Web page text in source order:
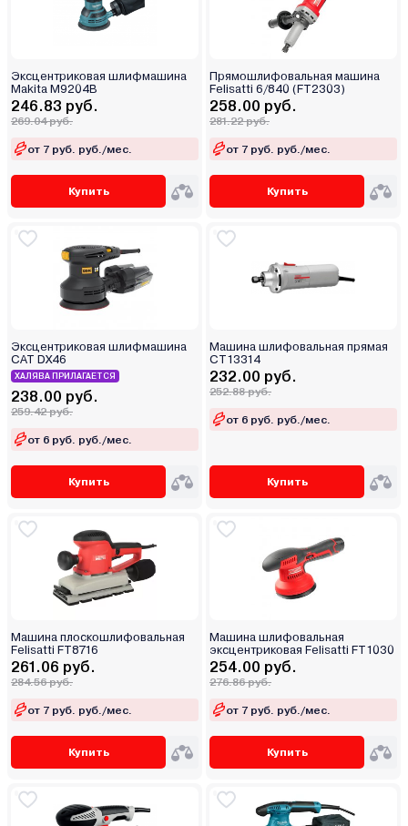
Эксцентриковая шлифмашина
Makita M9204B
246.83 руб.
269.04 руб.
от 7 руб. руб./мес.
Купить
Прямошлифовальная машина
Felisatti 6/840 (FT2303)
258.00 руб.
281.22 руб.
от 7 руб. руб./мес.
Купить
Эксцентриковая шлифмашина
CAT DX46
ХАЛЯВА ПРИЛАГАЕТСЯ
238.00 руб.
259.42 руб.
от 6 руб. руб./мес.
Купить
Машина шлифовальная прямая
CT13314
232.00 руб.
252.88 руб.
от 6 руб. руб./мес.
Купить
Машина плоскошлифовальная
Felisatti FT8716
261.06 руб.
284.56 руб.
от 7 руб. руб./мес.
Купить
Машина шлифовальная
эксцентриковая Felisatti FT1030
254.00 руб.
276.86 руб.
от 7 руб. руб./мес.
Купить